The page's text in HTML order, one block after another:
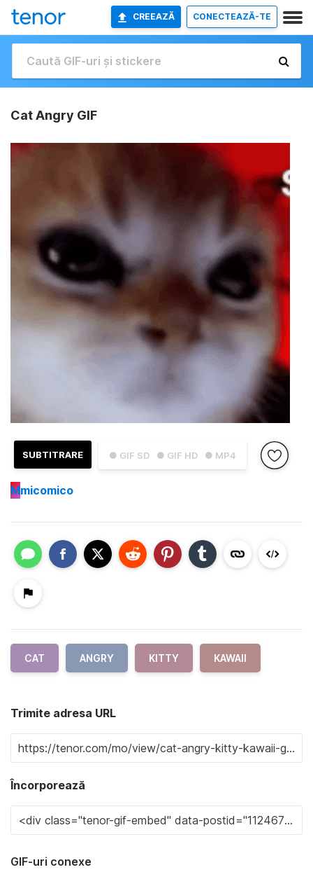
CREEAZĂ CONECTEAZĂ-TE
Cat Angry GIF
● GIF SD ● GIF HD ● MP4
SUBTITRARE
Mmicomico
CAT ANGRY KITTY KAWAII
Trimite adresa URL
Încorporează
GIF-uri conexe